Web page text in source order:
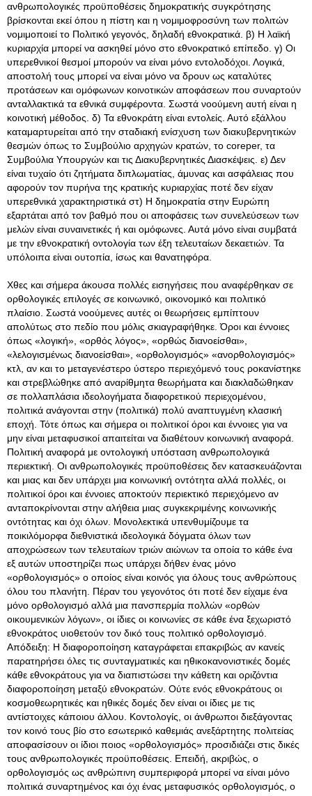
ανθρωπολογικές προϋποθέσεις δημοκρατικής συγκρότησης
βρίσκονται εκεί όπου η πίστη και η νομιμοφροσύνη των πολιτών
νομιμοποιεί το Πολιτικό γεγονός, δηλαδή εθνοκρατικά. β) Η λαϊκή
κυριαρχία μπορεί να ασκηθεί μόνο στο εθνοκρατικό επίπεδο. γ) Οι
υπερεθνικοί θεσμοί μπορούν να είναι μόνο εντολοδόχοι. Λογικά,
αποστολή τους μπορεί να είναι μόνο να δρουν ως καταλύτες
προτάσεων και ομόφωνων κοινοτικών αποφάσεων που συναρτούν
ανταλλακτικά τα εθνικά συμφέροντα. Σωστά νοούμενη αυτή είναι η
κοινοτική μέθοδος. δ) Τα εθνοκράτη είναι εντολείς. Αυτό εξάλλου
καταμαρτυρείται από την σταδιακή ενίσχυση των διακυβερνητικών
θεσμών όπως το Συμβούλιο αρχηγών κρατών, το coreper, τα
Συμβούλια Υπουργών και τις Διακυβερνητικές Διασκέψεις. ε) Δεν
είναι τυχαίο ότι ζητήματα διπλωματίας, άμυνας και ασφάλειας που
αφορούν τον πυρήνα της κρατικής κυριαρχίας ποτέ δεν είχαν
υπερεθνικά χαρακτηριστικά στ) Η δημοκρατία στην Ευρώπη
εξαρτάται από τον βαθμό που οι αποφάσεις των συνελεύσεων των
μελών είναι συναινετικές ή και ομόφωνες. Αυτά μόνο είναι συμβατά
με την εθνοκρατική οντολογία των έξη τελευταίων δεκαετιών. Τα
υπόλοιπα είναι ουτοπία, ίσως και θανατηφόρα.
Χθες και σήμερα άκουσα πολλές εισηγήσεις που αναφέρθηκαν σε
ορθολογικές επιλογές σε κοινωνικό, οικονομικό και πολιτικό
πλαίσιο. Σωστά νοούμενες αυτές οι θεωρήσεις εμπίπτουν
απολύτως στο πεδίο που μόλις σκιαγραφήθηκε. Όροι και έννοιες
όπως «λογική», «ορθός λόγος», «ορθώς διανοείσθαι»,
«λελογισμένως διανοείσθαι», «ορθολογισμός» «ανορθολογισμός»
κτλ, αν και το μεταγενέστερο ύστερο περιεχόμενό τους ροκανίστηκε
και στρεβλώθηκε από αναρίθμητα θεωρήματα και διακλαδώθηκαν
σε πολλαπλάσια ιδεολογήματα διαφορετικού περιεχομένου,
πολιτικά ανάγονται στην (πολιτικά) πολύ αναπτυγμένη κλασική
εποχή. Τότε όπως και σήμερα οι πολιτικοί όροι και έννοιες για να
μην είναι μεταφυσικοί απαιτείται να διαθέτουν κοινωνική αναφορά.
Πολιτική αναφορά με οντολογική υπόσταση ανθρωπολογικά
περιεκτική. Οι ανθρωπολογικές προϋποθέσεις δεν κατασκευάζονται
και μιας και δεν υπάρχει μια κοινωνική οντότητα αλλά πολλές, οι
πολιτικοί όροι και έννοιες αποκτούν περιεκτικό περιεχόμενο αν
ανταποκρίνονται στην αλήθεια μιας συγκεκριμένης κοινωνικής
οντότητας και όχι όλων. Μονολεκτικά υπενθυμίζουμε τα
ποικιλόμορφα διεθνιστικά ιδεολογικά δόγματα όλων των
αποχρώσεων των τελευταίων τριών αιώνων τα οποία το κάθε ένα
εξ αυτών υποστηρίζει πως υπάρχει δήθεν ένας μόνο
«ορθολογισμός» ο οποίος είναι κοινός για όλους τους ανθρώπους
όλου του πλανήτη. Πέραν του γεγονότος ότι ποτέ δεν είχαμε ένα
μόνο ορθολογισμό αλλά μια πανσπερμία πολλών «ορθών
οικουμενικών λόγων», οι ίδιες οι κοινωνίες σε κάθε ένα ξεχωριστό
εθνοκράτος υιοθετούν τον δικό τους πολιτικό ορθολογισμό.
Απόδειξη: Η διαφοροποίηση καταγράφεται επακριβώς αν κανείς
παρατηρήσει όλες τις συνταγματικές και ηθικοκανονιστικές δομές
κάθε εθνοκράτους για να διαπιστώσει την κάθετη και οριζόντια
διαφοροποίηση μεταξύ εθνοκρατών. Ούτε ενός εθνοκράτους οι
κοσμοθεωρητικές και ηθικές δομές δεν είναι οι ίδιες με τις
αντίστοιχες κάποιου άλλου. Κοντολογίς, οι άνθρωποι διεξάγοντας
τον κοινό τους βίο στο εσωτερικό καθεμιάς ανεξάρτητης πολιτείας
αποφασίσουν οι ίδιοι ποιος «ορθολογισμός» προσιδιάζει στις δικές
τους ανθρωπολογικές προϋποθέσεις. Επειδή, ακριβώς, ο
ορθολογισμός ως ανθρώπινη συμπεριφορά μπορεί να είναι μόνο
πολιτικά συναρτημένος και όχι ένας μεταφυσικός ορθολογισμός, ο